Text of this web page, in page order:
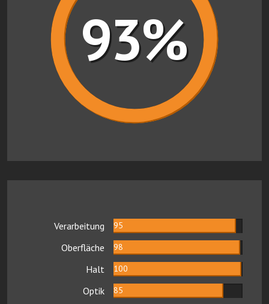
93%
Verarbeitung 95
Oberfläche 98
Halt 100
Optik 85